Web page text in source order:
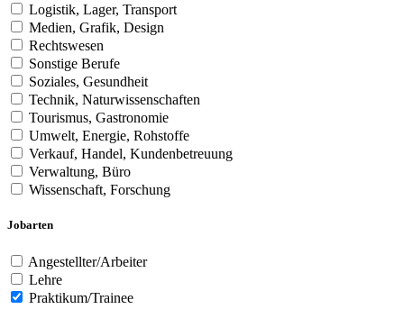
Logistik, Lager, Transport
Medien, Grafik, Design
Rechtswesen
Sonstige Berufe
Soziales, Gesundheit
Technik, Naturwissenschaften
Tourismus, Gastronomie
Umwelt, Energie, Rohstoffe
Verkauf, Handel, Kundenbetreuung
Verwaltung, Büro
Wissenschaft, Forschung
Jobarten
Angestellter/Arbeiter
Lehre
Praktikum/Trainee